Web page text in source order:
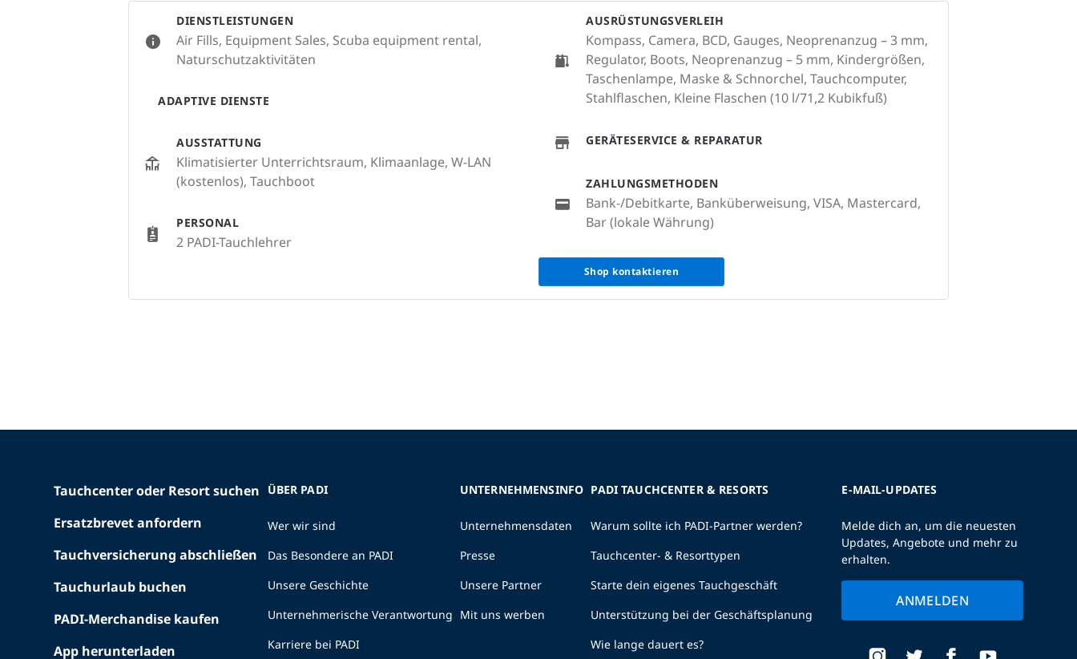
DIENSTLEISTUNGEN
Air Fills, Equipment Sales, Scuba equipment rental,
Naturschutzaktivitäten
ADAPTIVE DIENSTE
AUSSTATTUNG
Klimatisierter Unterrichtsraum, Klimaanlage, W-LAN
(kostenlos), Tauchboot
PERSONAL
2 PADI-Tauchlehrer
AUSRÜSTUNGSVERLEIH
Kompass, Camera, BCD, Gauges, Neoprenanzug – 3 mm,
Regulator, Boots, Neoprenanzug – 5 mm, Kindergrößen,
Taschenlampe, Maske & Schnorchel, Tauchcomputer,
Stahlflaschen, Kleine Flaschen (10 l/71,2 Kubikfuß)
GERÄTESERVICE & REPARATUR
ZAHLUNGSMETHODEN
Bank-/Debitkarte, Banküberweisung, VISA, Mastercard,
Bar (lokale Währung)
Shop kontaktieren
Tauchcenter oder Resort suchen
Ersatzbrevet anfordern
Tauchversicherung abschließen
Tauchurlaub buchen
PADI-Merchandise kaufen
App herunterladen
ÜBER PADI
Wer wir sind
Das Besondere an PADI
Unsere Geschichte
Unternehmerische Verantwortung
Karriere bei PADI
UNTERNEHMENSINFO
Unternehmensdaten
Presse
Unsere Partner
Mit uns werben
PADI TAUCHCENTER & RESORTS
Warum sollte ich PADI-Partner werden?
Tauchcenter- & Resorttypen
Starte dein eigenes Tauchgeschäft
Unterstützung bei der Geschäftsplanung
Wie lange dauert es?
E-MAIL-UPDATES
Melde dich an, um die neuesten
Updates, Angebote und mehr zu
erhalten.
ANMELDEN